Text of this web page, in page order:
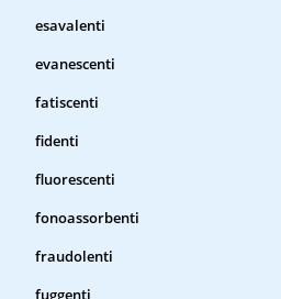
esavalenti
evanescenti
fatiscenti
fidenti
fluorescenti
fonoassorbenti
fraudolenti
fuggenti